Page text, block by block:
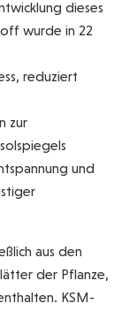
dieses
wurde in 22
reduziert
zur
und
aus den
der Pflanze,
KSM-